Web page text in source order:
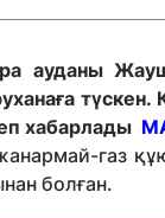
ауданы
түскен.
хабарлады
газ
болған.